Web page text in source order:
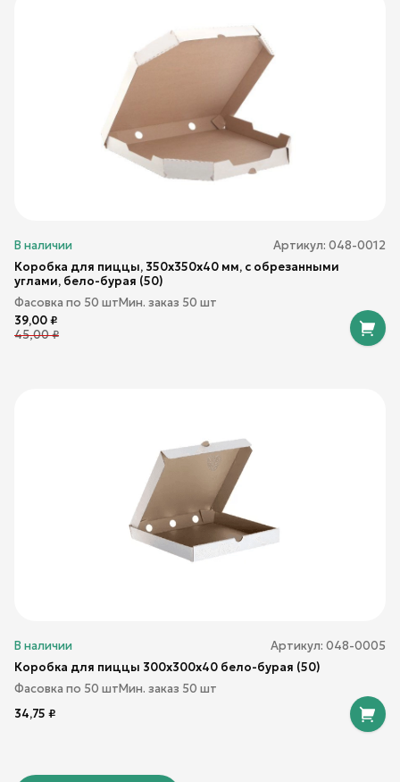
В наличии Артикул: 048-0012
Коробка для пиццы, 350х350х40 мм, с обрезанными
углами, бело-бурая (50)
Фасовка по 50 штМин. заказ 50 шт
39,00₽
45,00₽
В наличии Артикул: 048-0005
Коробка для пиццы 300х300х40 бело-бурая (50)
Фасовка по 50 штМин. заказ 50 шт
34,75 ₽